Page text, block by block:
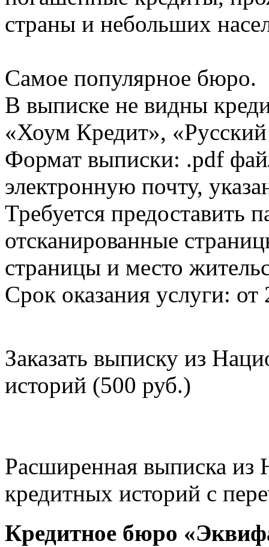
страны и небольших
Самое популярное бюро.
В выписке не видны
«Хоум Кредит»,
Формат выписки: .pdf
электронную почту,
Требуется предоставить
отсканированные
страницы и место
Срок оказания услуги: от
Заказать выписку из
историй (500 руб.)
Расширенная выписка из
кредитных историй с
Кредитное бюро